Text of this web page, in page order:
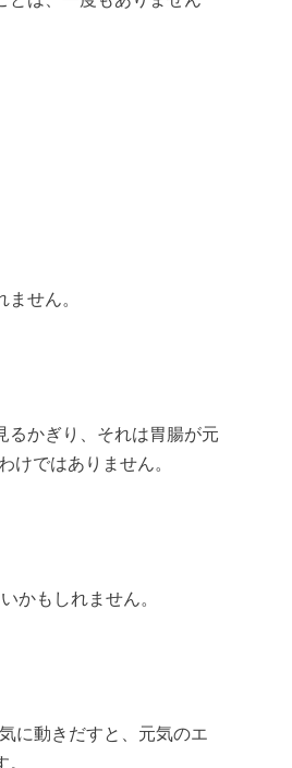
ません。
るかぎり、それは胃腸が元
けではありません。
かもしれません。
に動きだすと、元気のエ